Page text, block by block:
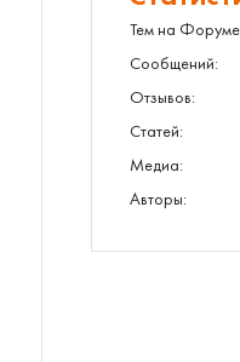
Тем на
Сообщений:
Отзывов:
Статей:
Медиа:
Авторы: